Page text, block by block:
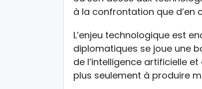
à la confrontation que d’en
L’enjeu technologique est
diplomatiques se joue une
de l’intelligence artificielle
plus seulement à produire